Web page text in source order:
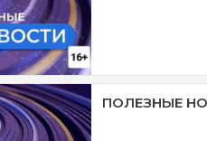
ПОЛЕЗНЫЕ